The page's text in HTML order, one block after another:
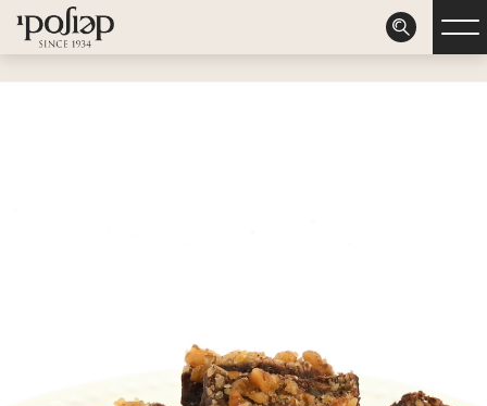
דלג לסרגל הניווט
דלג לתוכן